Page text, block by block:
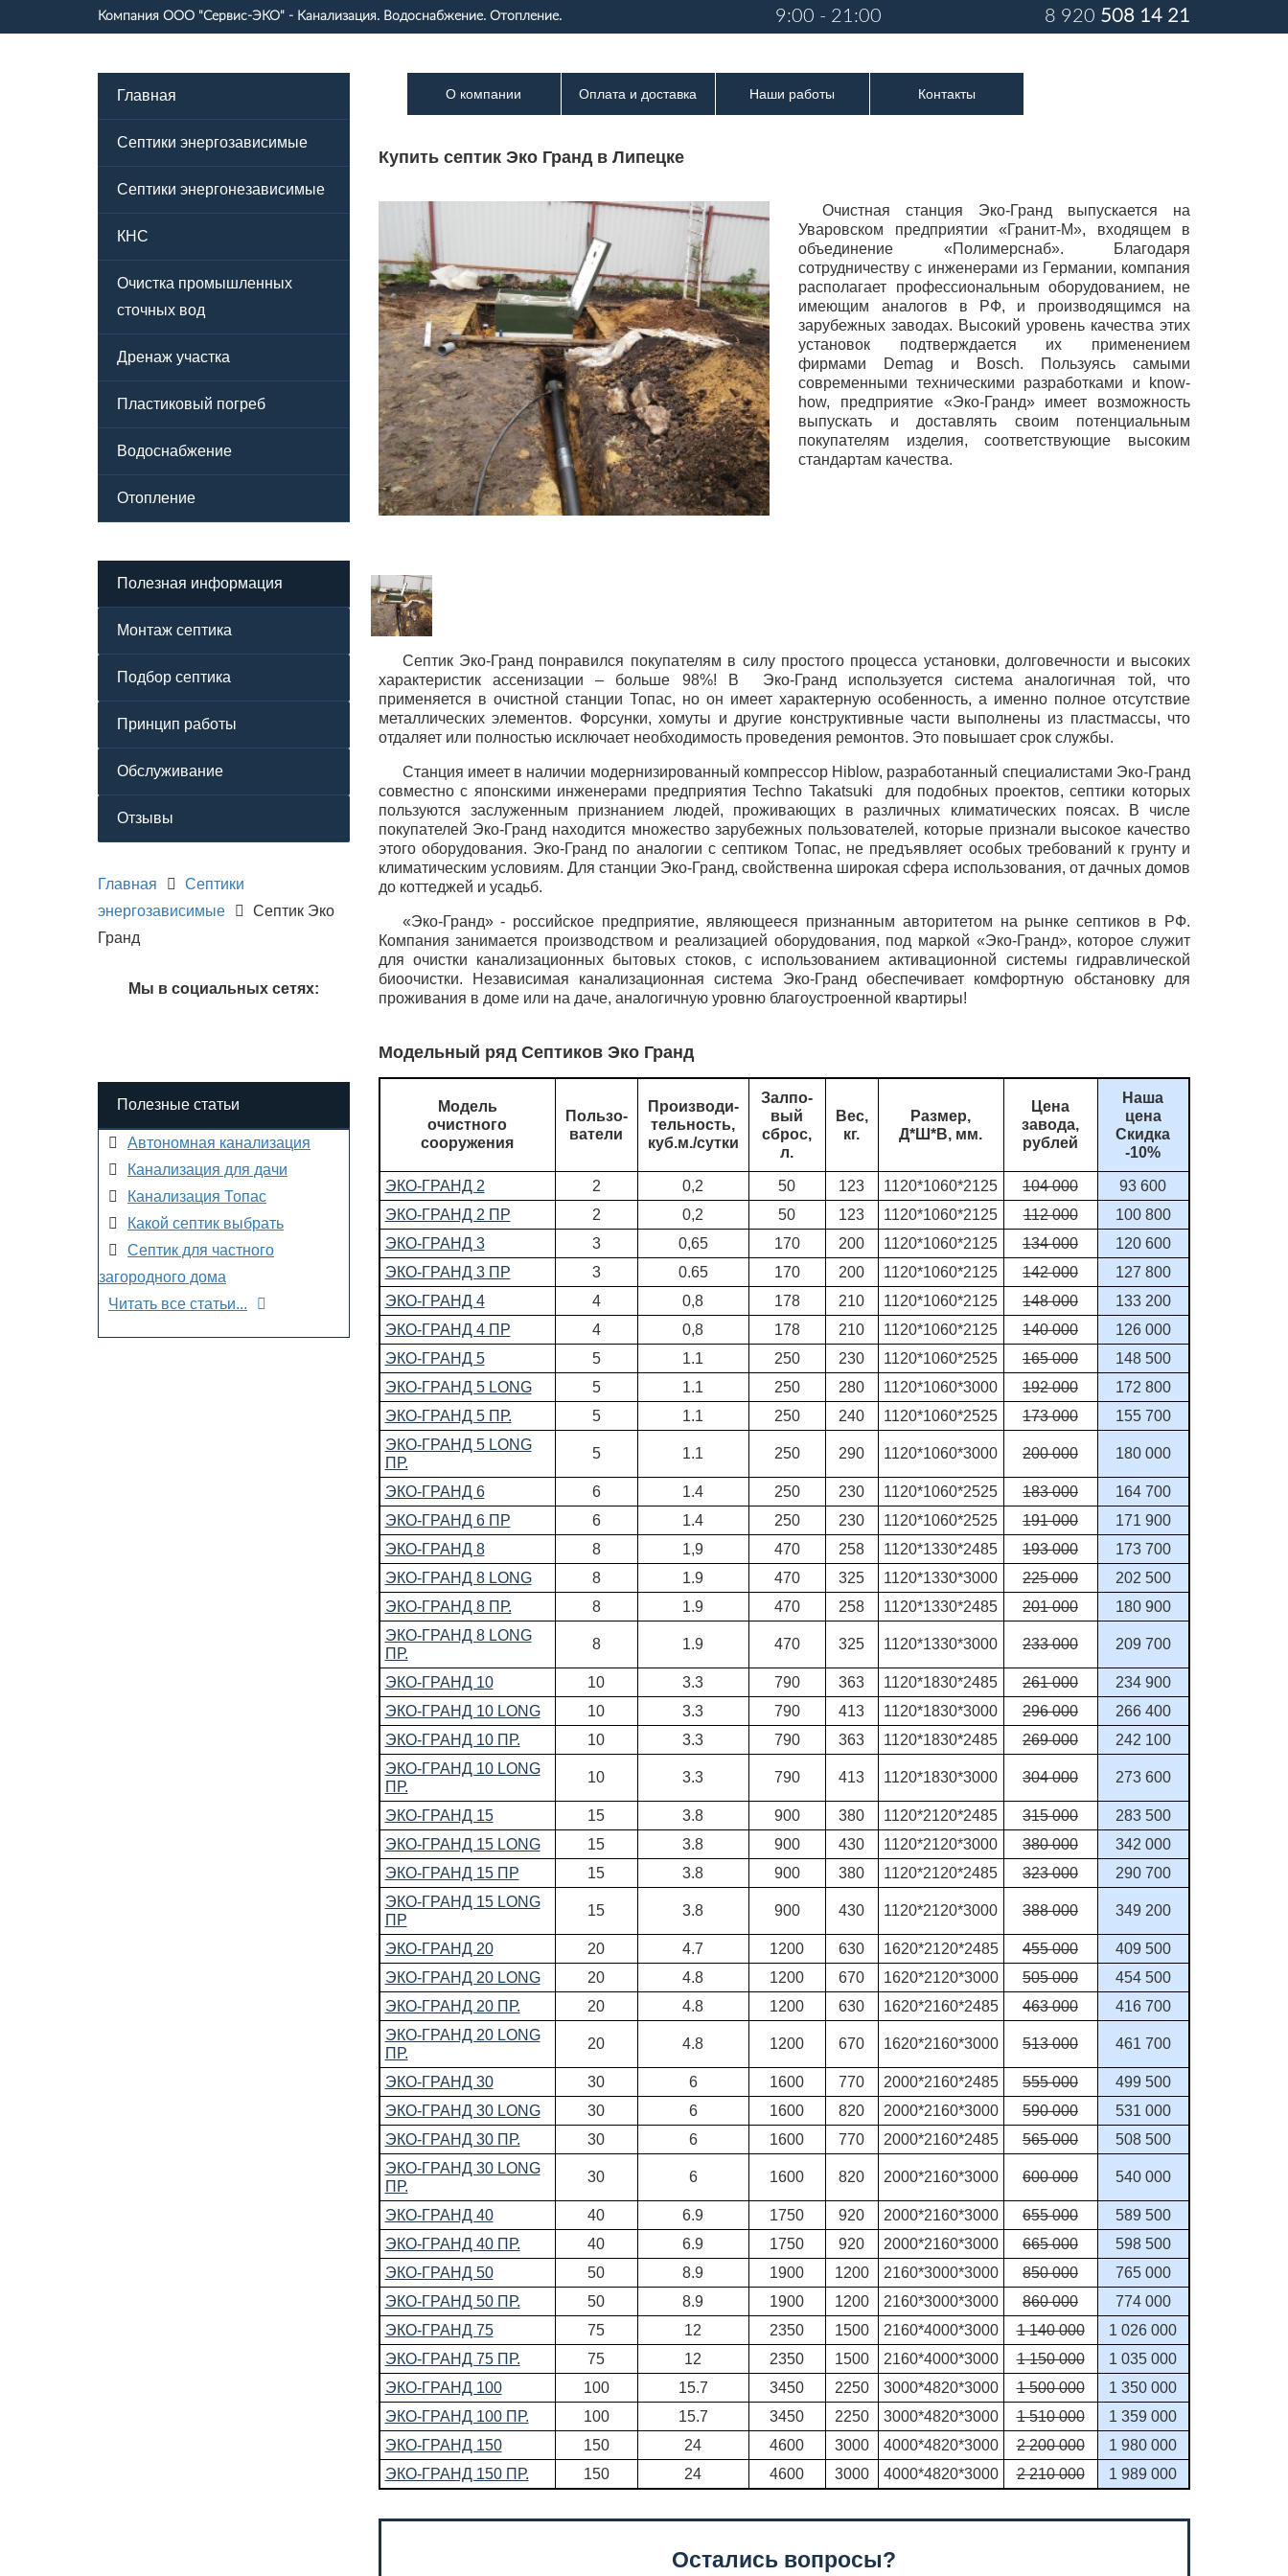
Компания ООО "Сервис-ЭКО" - Канализация. Водоснабжение. Отопление. 9:00 - 21:00 8 920 508 14 21
О компании Оплата и доставка Наши работы Контакты
Купить септик Эко Гранд в Липецке
Очистная станция Эко-Гранд выпускается на
Уваровском предприятии «Гранит-М», входящем в
объединение «Полимерснаб». Благодаря
сотрудничеству с инженерами из Германии, компания
располагает профессиональным оборудованием, не
имеющим аналогов в РФ, и производящимся на
зарубежных заводах. Высокий уровень качества этих
установок подтверждается их применением
фирмами Demag и Bosch. Пользуясь самыми
современными техническими разработками и know-
how, предприятие «Эко-Гранд» имеет возможность
выпускать и доставлять своим потенциальным
покупателям изделия, соответствующие высоким
стандартам качества.
Септик Эко-Гранд понравился покупателям в силу простого процесса установки, долговечности и высоких
характеристик ассенизации – больше 98%! В Эко-Гранд используется система аналогичная той, что
применяется в очистной станции Топас, но он имеет характерную особенность, а именно полное отсутствие
металлических элементов. Форсунки, хомуты и другие конструктивные части выполнены из пластмассы, что
отдаляет или полностью исключает необходимость проведения ремонтов. Это повышает срок службы.
Станция имеет в наличии модернизированный компрессор Hiblow, разработанный специалистами Эко-Гранд
совместно с японскими инженерами предприятия Techno Takatsuki для подобных проектов, септики которых
пользуются заслуженным признанием людей, проживающих в различных климатических поясах. В числе
покупателей Эко-Гранд находится множество зарубежных пользователей, которые признали высокое качество
этого оборудования. Эко-Гранд по аналогии с септиком Топас, не предъявляет особых требований к грунту и
климатическим условиям. Для станции Эко-Гранд, свойственна широкая сфера использования, от дачных домов
до коттеджей и усадьб.
«Эко-Гранд» - российское предприятие, являющееся признанным авторитетом на рынке септиков в РФ.
Компания занимается производством и реализацией оборудования, под маркой «Эко-Гранд», которое служит
для очистки канализационных бытовых стоков, с использованием активационной системы гидравлической
биоочистки. Независимая канализационная система Эко-Гранд обеспечивает комфортную обстановку для
проживания в доме или на даче, аналогичную уровню благоустроенной квартиры!
Модельный ряд Септиков Эко Гранд
Модель
очистного
сооружения
Пользо-
ватели
Производи-
тельность,
куб.м./сутки
Залпо-
вый
сброс,
л.
Вес,
кг.
Размер,
Д*Ш*В, мм.
Цена
завода,
рублей
Наша
цена
Скидка
-10%
ЭКО-ГРАНД 2 2 0,2 50 123 1120*1060*2125 104 000
93 600
ЭКО-ГРАНД 2 ПР
2 0,2 50 123 1120*1060*2125 112 000
100 800
ЭКО-ГРАНД 3
3 0,65 170 200 1120*1060*2125 134 000
120 600
ЭКО-ГРАНД 3 ПР
3 0.65 170 200 1120*1060*2125 142 000
127 800
ЭКО-ГРАНД 4
4 0,8 178 210 1120*1060*2125 148 000
133 200
ЭКО-ГРАНД 4 ПР
4 0,8 178 210 1120*1060*2125 140 000
126 000
ЭКО-ГРАНД 5
5 1.1 250 230 1120*1060*2525 165 000
148 500
ЭКО-ГРАНД 5 LONG
5 1.1 250 280 1120*1060*3000 192 000
172 800
ЭКО-ГРАНД 5 ПР.
5 1.1 250 240 1120*1060*2525 173 000
155 700
ЭКО-ГРАНД 5 LONG
ПР.
5 1.1 250 290 1120*1060*3000 200 000 180 000
ЭКО-ГРАНД 6 6 1.4 250 230 1120*1060*2525 183 000
164 700
ЭКО-ГРАНД 6 ПР
6 1.4 250 230 1120*1060*2525 191 000
171 900
ЭКО-ГРАНД 8
8 1,9 470 258 1120*1330*2485 193 000
173 700
ЭКО-ГРАНД 8 LONG
8 1.9 470 325 1120*1330*3000 225 000
202 500
ЭКО-ГРАНД 8 ПР.
8 1.9 470 258 1120*1330*2485 201 000
180 900
ЭКО-ГРАНД 8 LONG
ПР.
8 1.9 470 325 1120*1330*3000 233 000 209 700
ЭКО-ГРАНД 10 10 3.3 790 363 1120*1830*2485 261 000
234 900
ЭКО-ГРАНД 10 LONG
10 3.3 790 413 1120*1830*3000 296 000
266 400
ЭКО-ГРАНД 10 ПР.
10 3.3 790 363 1120*1830*2485 269 000
242 100
ЭКО-ГРАНД 10 LONG
ПР.
10 3.3 790 413 1120*1830*3000 304 000 273 600
ЭКО-ГРАНД 15 15 3.8 900 380 1120*2120*2485 315 000
283 500
ЭКО-ГРАНД 15 LONG
15 3.8 900 430 1120*2120*3000 380 000
342 000
ЭКО-ГРАНД 15 ПР
15 3.8 900 380 1120*2120*2485 323 000
290 700
ЭКО-ГРАНД 15 LONG
ПР
15 3.8 900 430 1120*2120*3000 388 000 349 200
ЭКО-ГРАНД 20 20 4.7 1200 630 1620*2120*2485 455 000
409 500
ЭКО-ГРАНД 20 LONG
20 4.8 1200 670 1620*2120*3000 505 000
454 500
ЭКО-ГРАНД 20 ПР.
20 4.8 1200 630 1620*2160*2485 463 000
416 700
ЭКО-ГРАНД 20 LONG
ПР.
20 4.8 1200 670 1620*2160*3000 513 000 461 700
ЭКО-ГРАНД 30 30 6 1600 770 2000*2160*2485 555 000
499 500
ЭКО-ГРАНД 30 LONG
30 6 1600 820 2000*2160*3000 590 000
531 000
ЭКО-ГРАНД 30 ПР.
30 6 1600 770 2000*2160*2485 565 000
508 500
ЭКО-ГРАНД 30 LONG
ПР.
30 6 1600 820 2000*2160*3000 600 000 540 000
ЭКО-ГРАНД 40 40 6.9 1750 920 2000*2160*3000 655 000
589 500
ЭКО-ГРАНД 40 ПР.
40 6.9 1750 920 2000*2160*3000 665 000
598 500
ЭКО-ГРАНД 50
50 8.9 1900 1200 2160*3000*3000 850 000
765 000
ЭКО-ГРАНД 50 ПР.
50 8.9 1900 1200 2160*3000*3000 860 000
774 000
ЭКО-ГРАНД 75
75 12 2350 1500 2160*4000*3000 1 140 000
1 026 000
ЭКО-ГРАНД 75 ПР.
75 12 2350 1500 2160*4000*3000 1 150 000
1 035 000
ЭКО-ГРАНД 100
100 15.7 3450 2250 3000*4820*3000 1 500 000
1 350 000
ЭКО-ГРАНД 100 ПР.
100 15.7 3450 2250 3000*4820*3000 1 510 000
1 359 000
ЭКО-ГРАНД 150
150 24 4600 3000 4000*4820*3000 2 200 000
1 980 000
ЭКО-ГРАНД 150 ПР.
150 24 4600 3000 4000*4820*3000 2 210 000 1 989 000
Остались вопросы?
Главная
Септики энергозависимые
Септики энергонезависимые
КНС
Очистка промышленных
сточных вод
Дренаж участка
Пластиковый погреб
Водоснабжение
Отопление
Полезная информация
Монтаж септика
Подбор септика
Принцип работы
Обслуживание
Отзывы
Главная
Септики
энергозависимые
Септик Эко
Гранд
Мы в социальных сетях:
Полезные статьи
Автономная канализация
Канализация для дачи
Канализация Топас
Какой септик выбрать
Септик для частного
загородного дома
Читать все статьи...